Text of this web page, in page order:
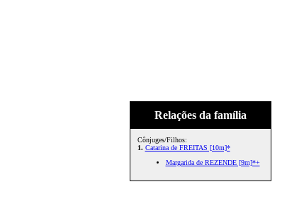
Relações da família
Cônjuges/Filhos:
1. Catarina de FREITAS [10m]*
Margarida de REZENDE [9m]*+